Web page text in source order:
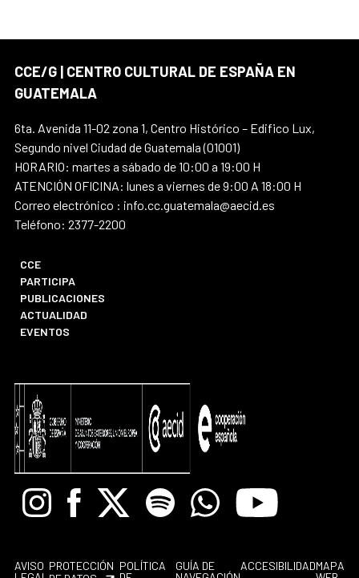
CCE/G | CENTRO CULTURAL DE ESPAÑA EN
GUATEMALA
6ta. Avenida 11-02 zona 1, Centro Histórico – Edifico Lux,
Segundo nivel Ciudad de Guatemala (01001)
HORARIO: martes a sábado de 10:00 a 19:00 H
ATENCIÓN OFICINA: lunes a viernes de 9:00 A 18:00 H
Correo electrónico : info.cc.guatemala@aecid.es
Teléfono: 2377-2200
CCE
PARTICIPA
PUBLICACIONES
ACTUALIDAD
EVENTOS
InstagramFacebook
X Spotify WhatsappYoutube
AVISO PROTECCIÓN POLÍTICA
GUÍA DE
ACCESIBILIDADMAPA